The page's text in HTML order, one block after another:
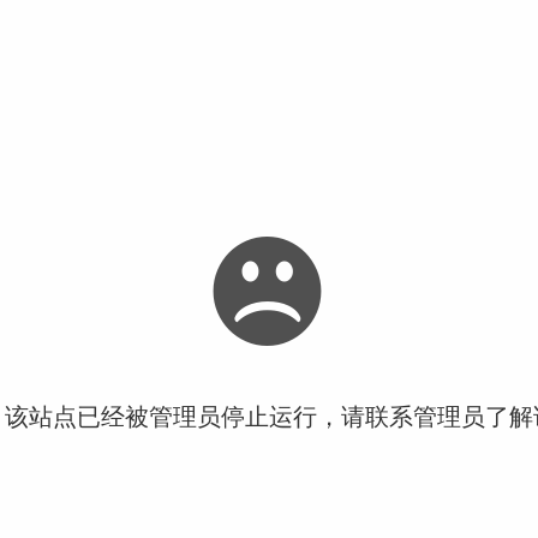
站点已经被管理员停止运行，请联系管理员了